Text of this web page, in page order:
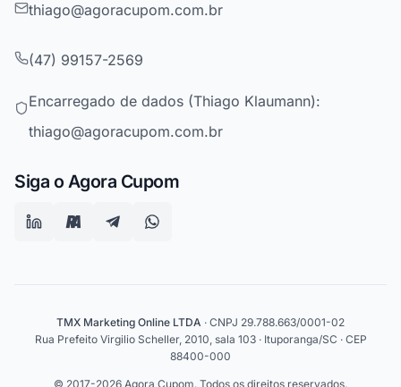
thiago@agoracupom.com.br
(47) 99157-2569
Encarregado de dados (Thiago Klaumann):
thiago@agoracupom.com.br
Siga o Agora Cupom
TMX Marketing Online LTDA · CNPJ 29.788.663/0001-02
Rua Prefeito Virgilio Scheller, 2010, sala 103 · Ituporanga/SC · CEP
88400-000
© 2017-2026 Agora Cupom. Todos os direitos reservados.